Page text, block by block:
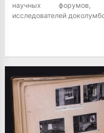
научных форумов,
исследователей